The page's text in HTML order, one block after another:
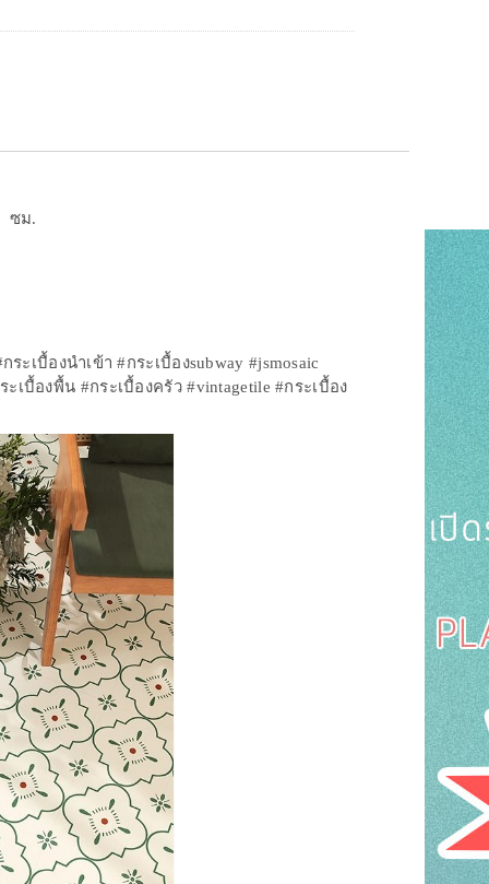
ซม.
ะเบื้องนำเข้า #กระเบื้องsubway #jsmosaic
บื้องพื้น #กระเบื้องครัว #vintagetile #กระเบื้อง